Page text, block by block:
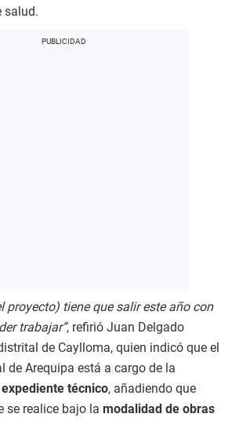
salud.
proyecto) tiene que salir este año con
trabajar”, refirió Juan Delgado
de Caylloma, quien indicó que el
de Arequipa está a cargo de la
técnico, añadiendo que
se realice bajo la modalidad de obras